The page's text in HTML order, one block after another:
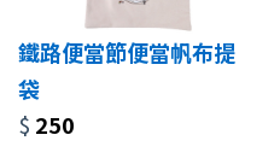
鐵路便當節便當帆布提
袋
$ 250